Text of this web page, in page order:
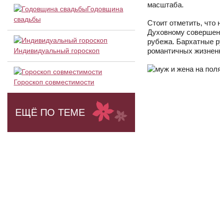
масштаба.
Стоит отметить,
Духовному
рубежа. Бархатные
романтичных
Годовщина
свадьбы
Индивидуальный гороскоп
Гороскоп совместимости
ЕЩЁ ПО ТЕМЕ